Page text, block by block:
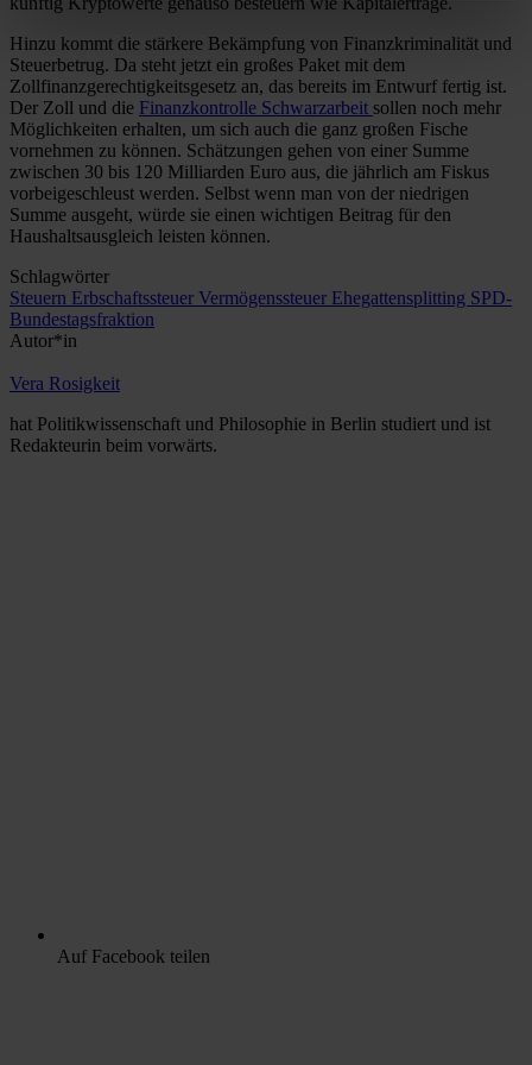
Hinzu kommt die stärkere Bekämpfung von Finanzkriminalität und
Steuerbetrug. Da steht jetzt ein großes Paket mit dem
Zollfinanzgerechtigkeitsgesetz an, das bereits im Entwurf fertig ist.
Der Zoll und die Finanzkontrolle Schwarzarbeit sollen noch mehr
Möglichkeiten erhalten, um sich auch die ganz großen Fische
vornehmen zu können. Schätzungen gehen von einer Summe
zwischen 30 bis 120 Milliarden Euro aus, die jährlich am Fiskus
vorbeigeschleust werden. Selbst wenn man von der niedrigen
Summe ausgeht, würde sie einen wichtigen Beitrag für den
Haushaltsausgleich leisten können.
Schlagwörter
Steuern Erbschaftssteuer Vermögenssteuer Ehegattensplitting SPD-
Bundestagsfraktion
Autor*in
Vera Rosigkeit
hat Politikwissenschaft und Philosophie in Berlin studiert und ist
Redakteurin beim vorwärts.
Auf Facebook teilen